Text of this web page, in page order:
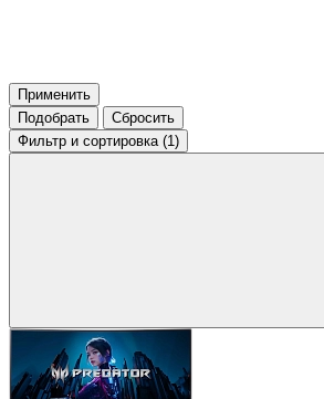
Применить
Подобрать
Сбросить
Фильтр и сортировка (1)